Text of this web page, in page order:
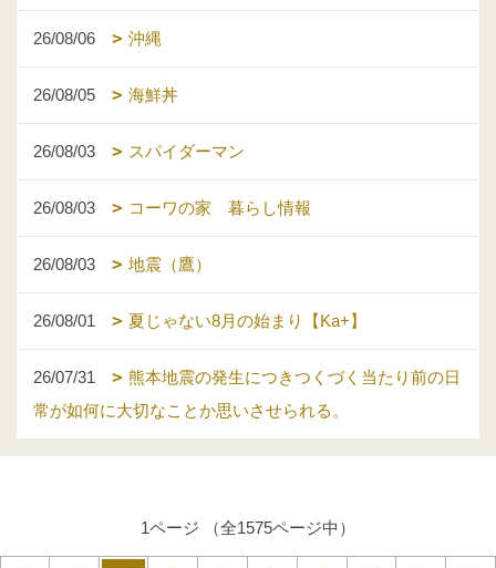
26/08/06 沖縄
26/08/05 海鮮丼
26/08/03 スパイダーマン
26/08/03 コーワの家 暮らし情報
26/08/03 地震（鷹）
26/08/01 夏じゃない8月の始まり【Ka+】
26/07/31
熊本地震の発生につきつくづく当たり前の日
常が如何に大切なことか思いさせられる。
1ページ （全1575ページ中）